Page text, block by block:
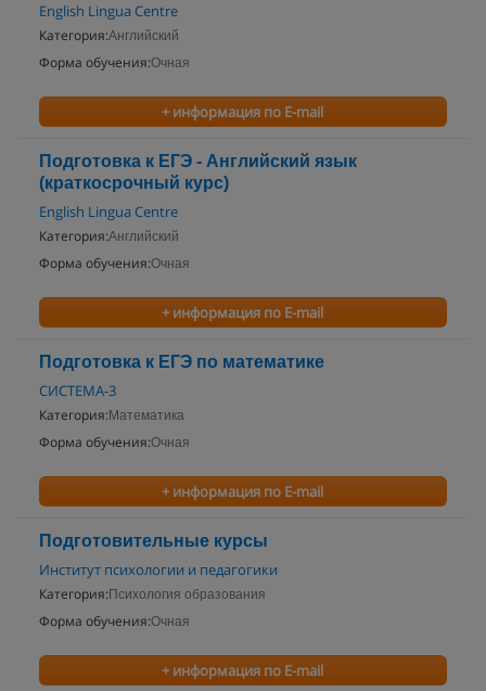
English Lingua Centre
Категория:Английский
Форма обучения:Очная
+ информация по E-mail
Подготовка к ЕГЭ - Английский язык
(краткосрочный курс)
English Lingua Centre
Категория:Английский
Форма обучения:Очная
+ информация по E-mail
Подготовка к ЕГЭ по математике
СИСТЕМА-3
Категория: Математика
Форма обучения:Очная
+ информация по E-mail
Подготовительные курсы
Институт психологии и педагогики
Категория: Психология образования
Форма обучения:Очная
+ информация по E-mail